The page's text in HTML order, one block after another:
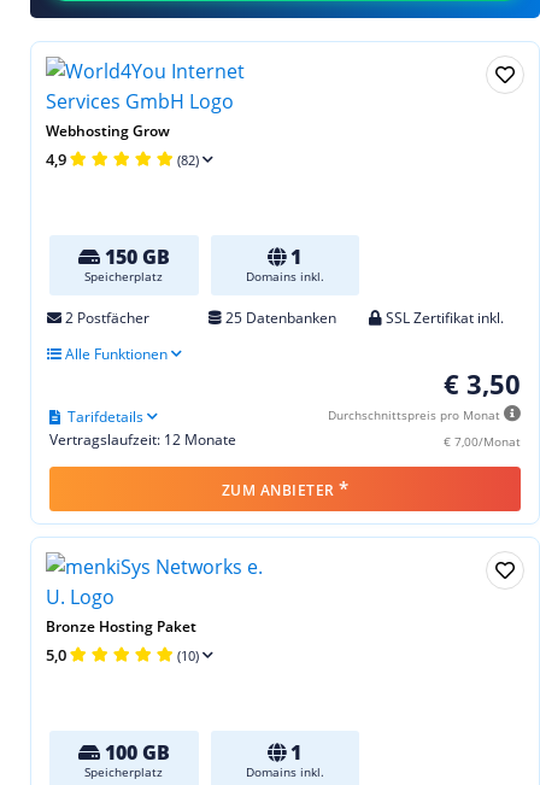
Webhosting Grow
4,9 (82)
150 GB
Speicherplatz
1
Domains inkl.
2 Postfächer 25 Datenbanken
SSL Zertifikat inkl.
Alle Funktionen
€ 3,50
Durchschnittspreis pro Monat
€ 7,00/Monat
Vertragslaufzeit: 12 Monate
Tarifdetails
ZUM ANBIETER *
Bronze Hosting Paket
5,0 (10)
100 GB
Speicherplatz
1
Domains inkl.